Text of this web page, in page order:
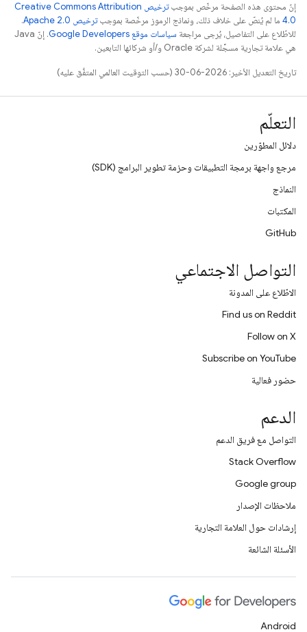
إنّ محتوى هذه الصفحة مرخّص بموجب
ترخيص Creative Commons Attribution
4.0‏ ما لم يُنصّ على خلاف ذلك، ونماذج الرموز مرخّصة بموجبترخيص Apache 2.0‏
.
للاطّلاع على التفاصيل، يُرجى مراجعة سياسات موقع Google Developers‏
. إنّ Java
هي علامة تجارية مسجَّلة لشركة Oracle و/أو شركائها التابعين.
تاريخ التعديل الأخير: 2026-06-30 (حسب التوقيت العالمي المتفَّق عليه)
التعلّم
دلائل المطوّرين
مرجع واجهة برمجة التطبيقات وحزمة تطوير البرامج (SDK)
النماذج
المكتبات
GitHub
التواصل الاجتماعي
الاطّلاع على المدونة
Find us on Reddit
Follow on X
Subscribe on YouTube
حضور فعالية
الدعم
التواصل مع فريق الدعم
Stack Overflow
Google group
ملاحظات الإصدار
إرشادات حول العلامة التجارية
الأسئلة الشائعة
Android